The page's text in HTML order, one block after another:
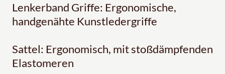
Lenkerband Griffe: Ergonomische,
handgenähte Kunstledergriffe
Sattel: Ergonomisch, mit stoßdämpfenden
Elastomeren